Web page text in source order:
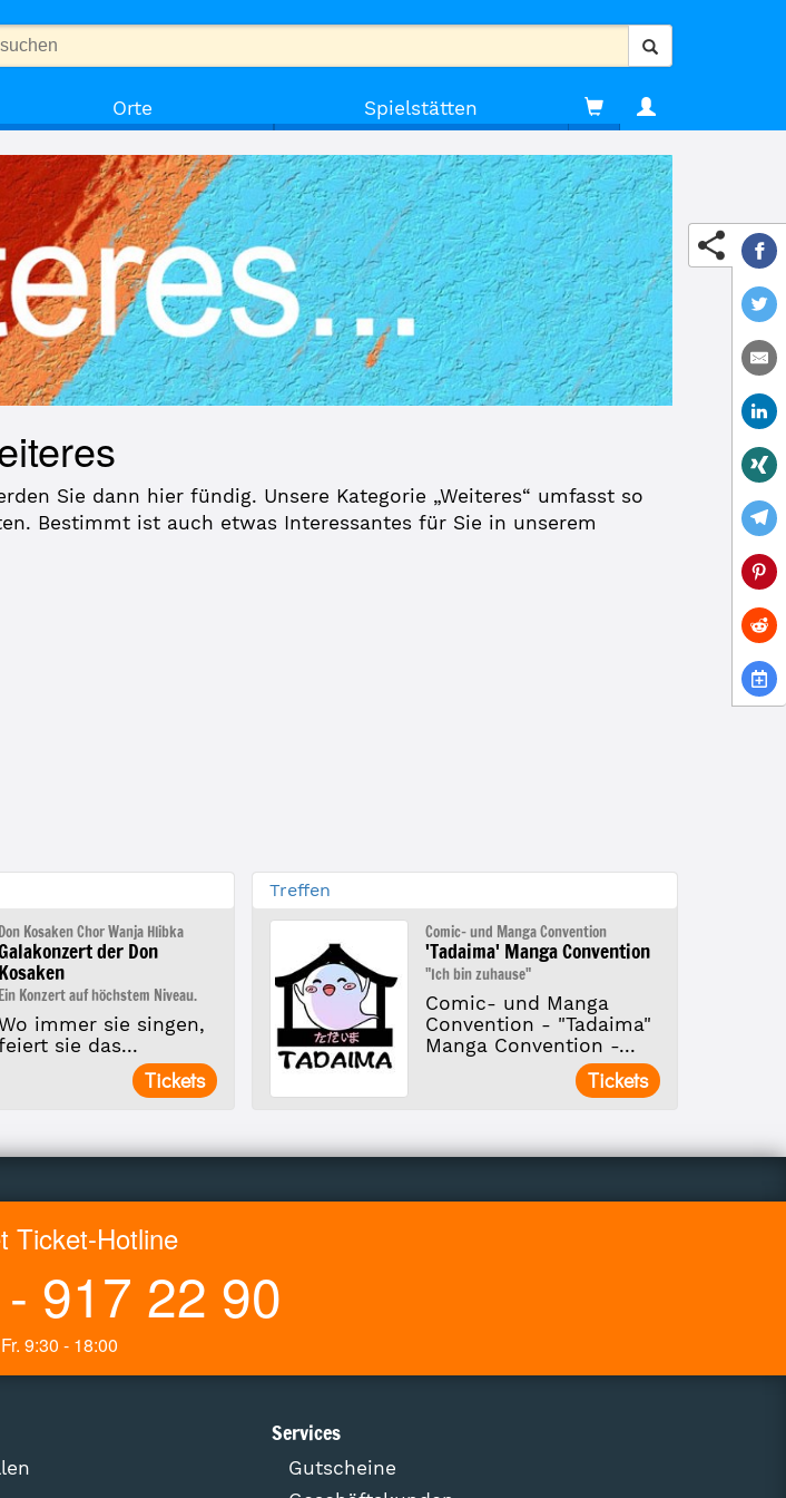
Orte Spielstätten
Sie dann hier fündig. Unsere Kategorie „Weiteres“ umfasst so
Bestimmt ist auch etwas Interessantes für Sie in unserem
Don Kosaken Chor Wanja Hlibka
der Don
Kosaken
Ein Konzert auf höchstem Niveau.
immer sie singen,
sie das...
Tickets
Treffen
Comic- und Manga Convention
'Tadaima' Manga Convention
"Ich bin zuhause"
Comic- und Manga
Convention - "Tadaima"
Manga Convention -...
Tickets
Ticket-Hotline
917 22 90
9:30 - 18:00
Services
Gutscheine